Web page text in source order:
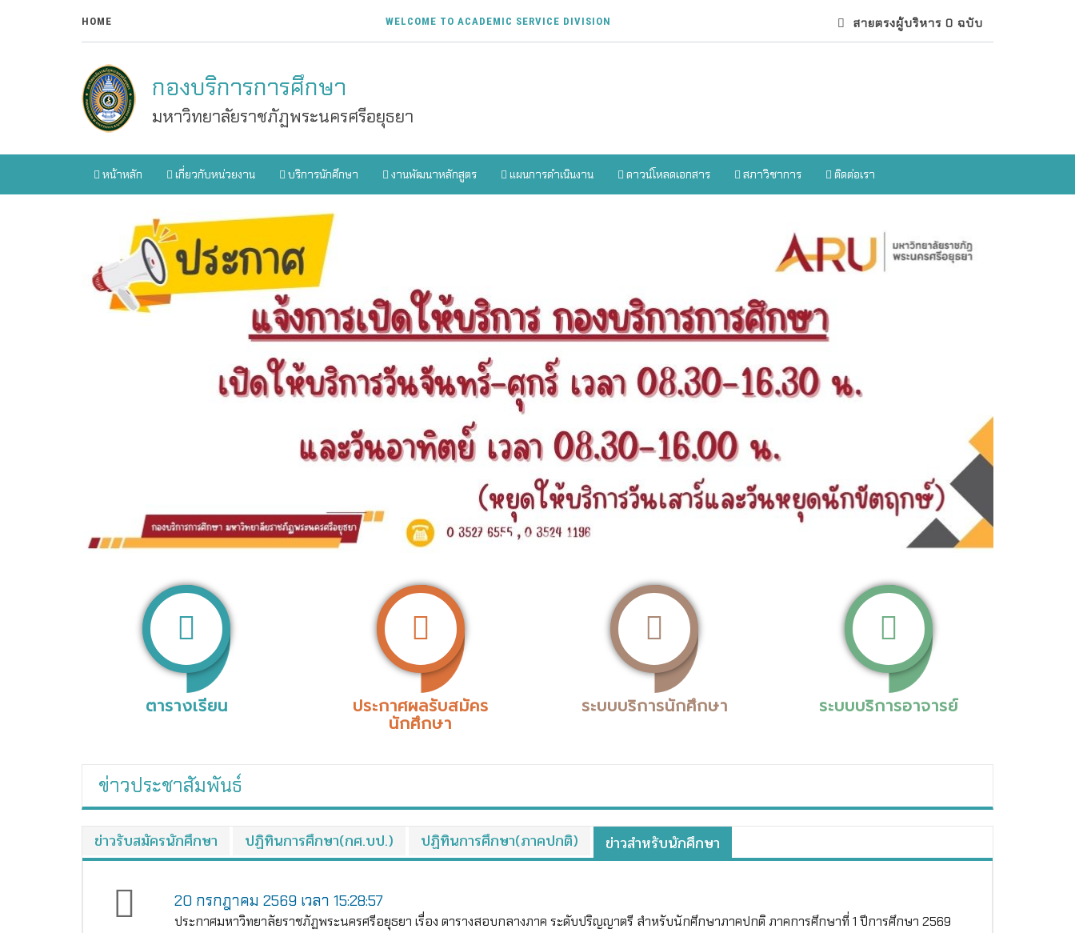
HOME WELCOME TO ACADEMIC SERVICE DIVISION สายตรงผู้บริหาร 0 ฉบับ
กองบริการการศึกษา
มหาวิทยาลัยราชภัฏพระนครศรีอยุธยา
หน้าหลัก เกี่ยวกับหน่วยงาน บริการนักศึกษา งานพัฒนาหลักสูตร แผนการดำเนินงาน ดาวน์โหลดเอกสาร สภาวิชาการ ติดต่อเรา
ตารางเรียน ประกาศผลรับสมัคร
นักศึกษา
ระบบบริการนักศึกษา ระบบบริการอาจารย์
ข่าวประชาสัมพันธ์
ข่าวรับสมัครนักศึกษา ปฏิทินการศึกษา(กศ.บป.) ปฏิทินการศึกษา(ภาคปกติ) ข่าวสำหรับนักศึกษา
20 กรกฎาคม 2569 เวลา 15:28:57
ประกาศมหาวิทยาลัยราชภัฏพระนครศรีอยุธยา เรื่อง ตารางสอบกลางภาค ระดับปริญญาตรี สำหรับนักศึกษาภาคปกติ ภาคการศึกษาที่ 1 ปีการศึกษา 2569